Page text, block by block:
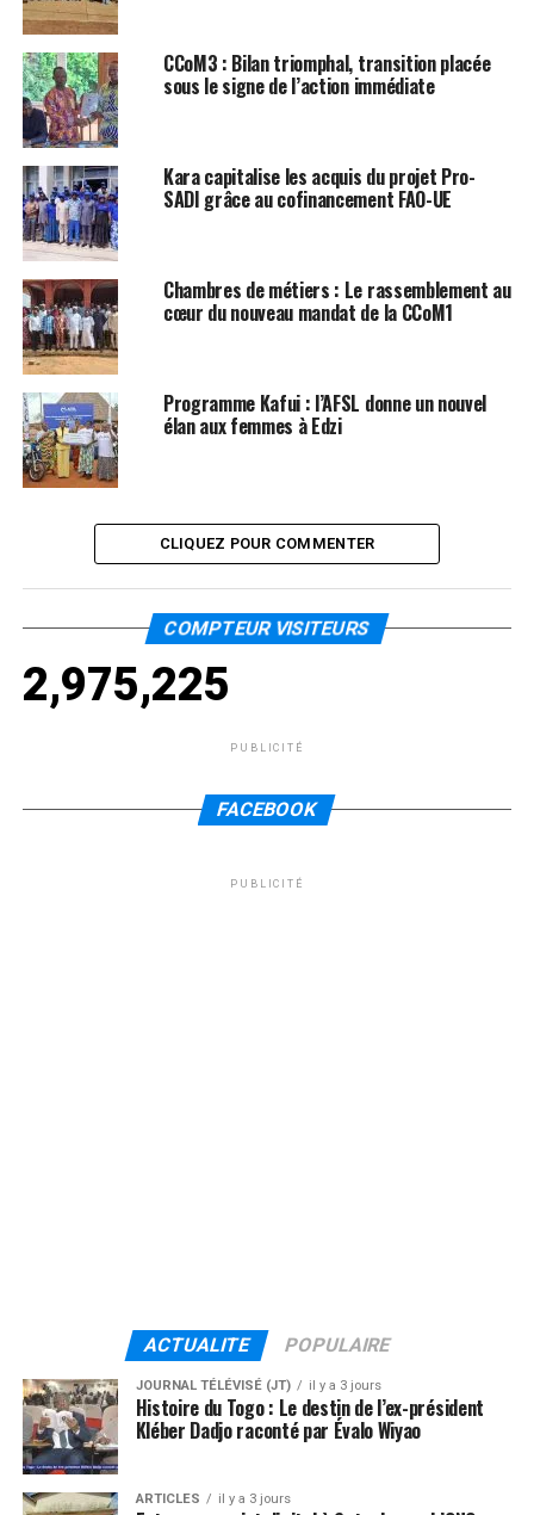
CCoM3 : Bilan triomphal, transition placée
sous le signe de l’action immédiate
Kara capitalise les acquis du projet Pro-
SADI grâce au cofinancement FAO-UE
Chambres de métiers : Le rassemblement au
cœur du nouveau mandat de la CCoM1
Programme Kafui : l’AFSL donne un nouvel
élan aux femmes à Edzi
CLIQUEZ POUR COMMENTER
COMPTEUR VISITEURS
2,975,225
PUBLICITÉ
FACEBOOK
PUBLICITÉ
ACTUALITE POPULAIRE
JOURNAL TÉLÉVISÉ (JT) il y a 3 jours
Histoire du Togo : Le destin de l’ex-président
Kléber Dadjo raconté par Évalo Wiyao
ARTICLES il y a 3 jours